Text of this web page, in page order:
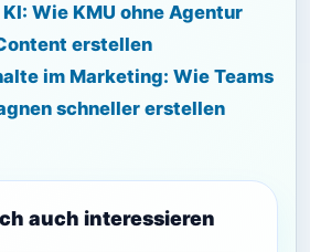
Wie KMU ohne Agentur
erstellen
im Marketing: Wie Teams
schneller erstellen
auch interessieren